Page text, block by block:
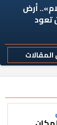
أرض
تعود